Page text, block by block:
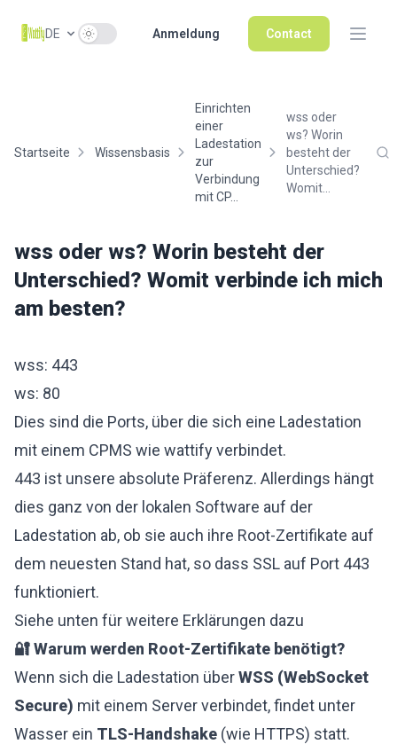
DE Use setting Anmeldung Contact
Startseite Wissensbasis
Einrichten
einer
Ladestation
zur
Verbindung
mit CP...
wss oder
ws? Worin
besteht der
Unterschied?
Womit...
wss oder ws? Worin besteht der
Unterschied? Womit verbinde ich mich
am besten?
wss: 443
ws: 80
Dies sind die Ports, über die sich eine Ladestation
mit einem CPMS wie wattify verbindet.
443 ist unsere absolute Präferenz. Allerdings hängt
dies ganz von der lokalen Software auf der
Ladestation ab, ob sie auch ihre Root-Zertifikate auf
dem neuesten Stand hat, so dass SSL auf Port 443
funktioniert.
Siehe unten für weitere Erklärungen dazu
🔐 Warum werden Root-Zertifikate benötigt?
Wenn sich die Ladestation überWSS (WebSocket
Secure) mit einem Server verbindet, findet unter
Wasser ein TLS-Handshake (wie HTTPS) statt.